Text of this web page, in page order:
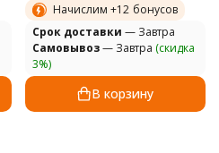
Начислим +12 бонусов
Cрок доставки — Завтра
Самовывоз— Завтра (скидка
3%)
В корзину